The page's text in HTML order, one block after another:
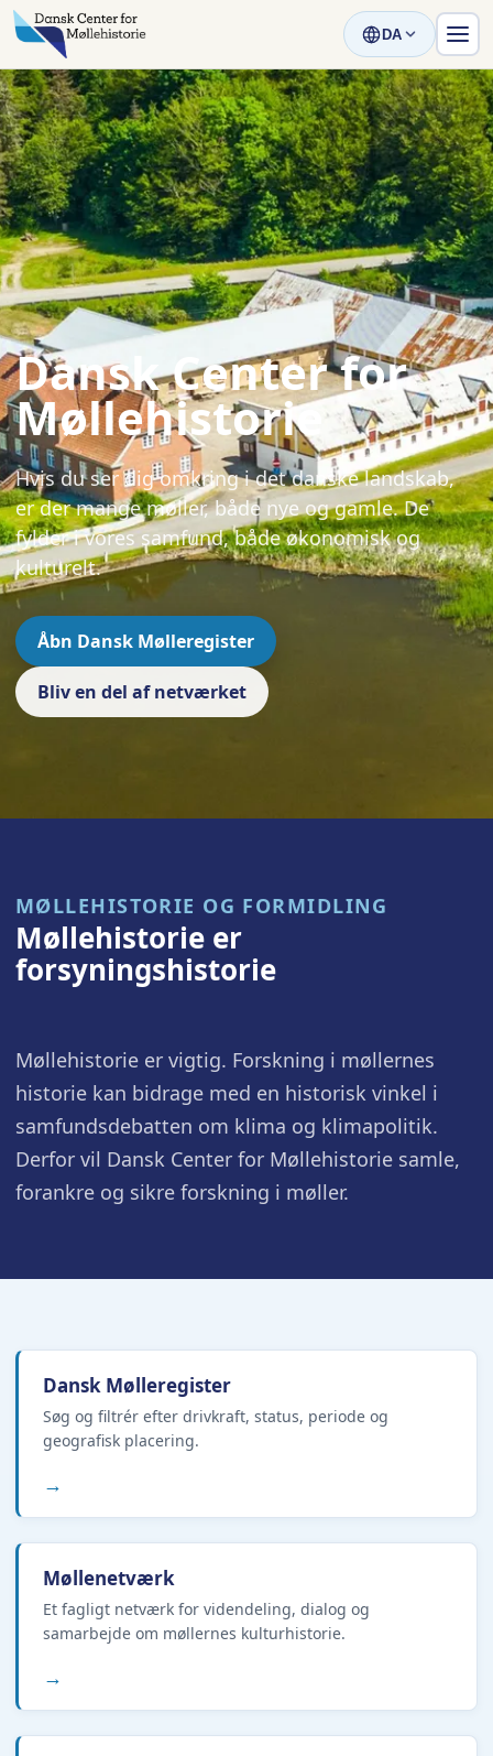
DA
Dansk Center for
Møllehistorie
Hvis du ser dig omkring i det danske landskab,
er der mange møller, både nye og gamle. De
fylder i vores samfund, både økonomisk og
kulturelt.
Åbn Dansk Mølleregister
Bliv en del af netværket
MØLLEHISTORIE OG FORMIDLING
Møllehistorie er
forsyningshistorie
Møllehistorie er vigtig. Forskning i møllernes
historie kan bidrage med en historisk vinkel i
samfundsdebatten om klima og klimapolitik.
Derfor vil Dansk Center for Møllehistorie samle,
forankre og sikre forskning i møller.
Dansk Mølleregister
Søg og filtrér efter drivkraft, status, periode og
geografisk placering.
→
Møllenetværk
Et fagligt netværk for videndeling, dialog og
samarbejde om møllernes kulturhistorie.
→